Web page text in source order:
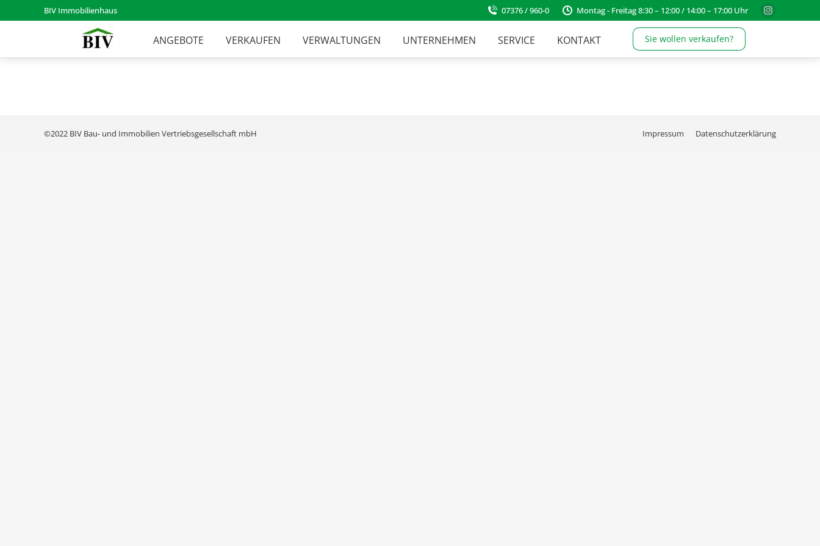
BIV Immobilienhaus 07376 / 960-0 Montag - Freitag 8:30 – 12:00 / 14:00 – 17:00 Uhr
Instagram
ANGEBOTE VERKAUFEN VERWALTUNGEN UNTERNEHMEN SERVICE KONTAKT Sie wollen verkaufen?
©2022 BIV Bau- und Immobilien Vertriebsgesellschaft mbH Impressum Datenschutzerklärung